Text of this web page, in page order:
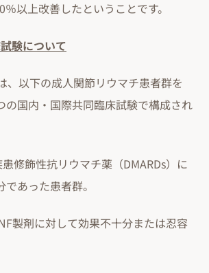
以上改善したということです。
験について
、以下の成人関節リウマチ患者群を
の国内・国際共同臨床試験で構成され
飾性抗リウマチ薬（DMARDs）に
あった患者群。
剤に対して効果不十分または忍容